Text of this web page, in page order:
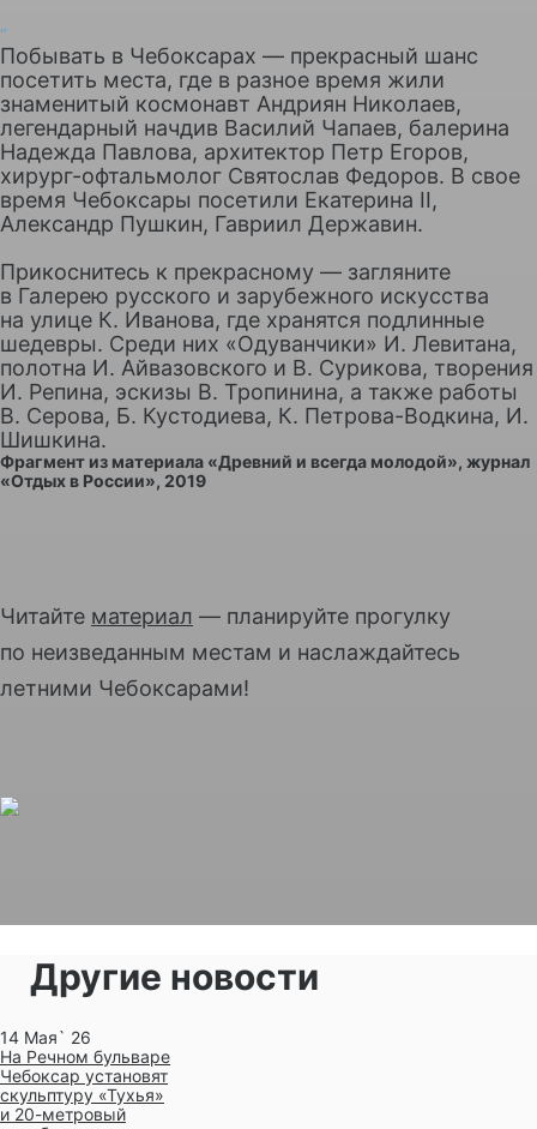
“
Побывать в Чебоксарах — прекрасный шанс
посетить места, где в разное время жили
знаменитый космонавт Андриян Николаев,
легендарный начдив Василий Чапаев, балерина
Надежда Павлова, архитектор Петр Егоров,
хирург-офтальмолог Святослав Федоров. В свое
время Чебоксары посетили Екатерина II,
Александр Пушкин, Гавриил Державин.
Прикоснитесь к прекрасному — загляните
в Галерею русского и зарубежного искусства
на улице К. Иванова, где хранятся подлинные
шедевры. Среди них «Одуванчики» И. Левитана,
полотна И. Айвазовского и В. Сурикова, творения
И. Репина, эскизы В. Тропинина, а также работы
В. Серова, Б. Кустодиева, К. Петрова-Водкина, И.
Шишкина.
Фрагмент из материала «Древний и всегда молодой», журнал
«Отдых в России», 2019
Читайте материал — планируйте прогулку
по неизведанным местам и наслаждайтесь
летними Чебоксарами!
Другие новости
14 Мая` 26
На Речном бульваре
Чебоксар установят
скульптуру «Тухья»
и 20-метровый